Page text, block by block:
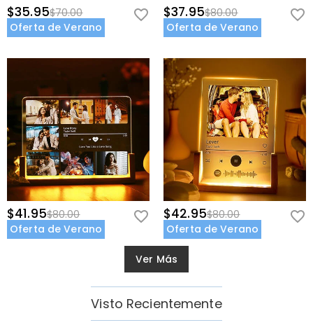
$35.95$70.00
Oferta de Verano
$37.95$80.00
Oferta de Verano
$41.95$80.00
Oferta de Verano
$42.95$80.00
Oferta de Verano
Ver Más
Visto Recientemente